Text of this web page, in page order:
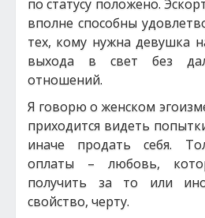
по статусу положено.
вполне способны
тех, кому нужна девушка
выхода в свет без
отношений.
Я говорю о женском
приходится видеть
иначе продать себя.
оплаты – любовь,
получить за то или
свойство, черту.